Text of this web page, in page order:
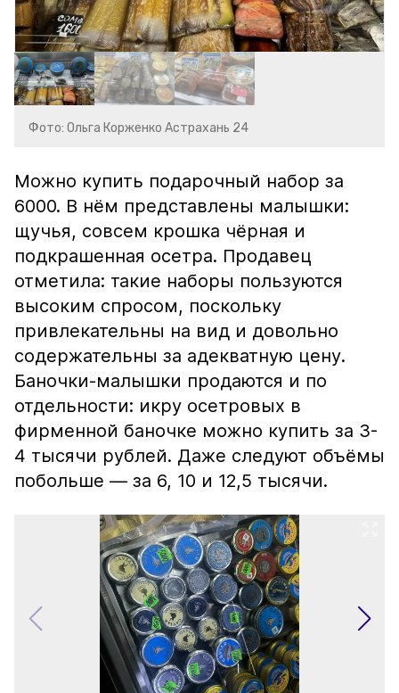
Фото: Ольга Корженко Астрахань 24
Можно купить подарочный набор за
6000. В нём представлены малышки:
щучья, совсем крошка чёрная и
подкрашенная осетра. Продавец
отметила: такие наборы пользуются
высоким спросом, поскольку
привлекательны на вид и довольно
содержательны за адекватную цену.
Баночки-малышки продаются и по
отдельности: икру осетровых в
фирменной баночке можно купить за 3-
4 тысячи рублей. Даже следуют объёмы
побольше — за 6, 10 и 12,5 тысячи.